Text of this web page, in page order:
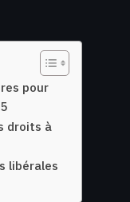
pour
droits à
libérales